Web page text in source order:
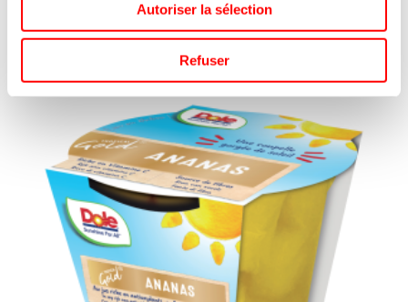
Autoriser la sélection
Refuser
SE CONNECTER